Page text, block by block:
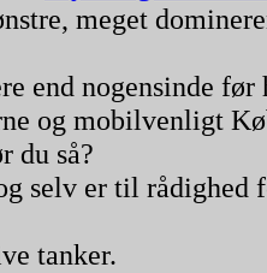
meget
end nogensinde
og mobilvenligt
du så?
selv er til
tanker.